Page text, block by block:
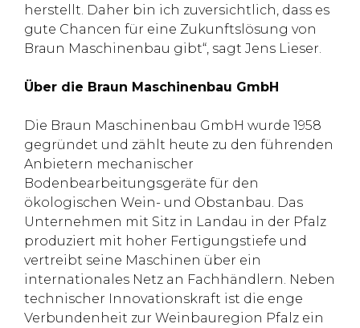
herstellt. Daher bin ich zuversichtlich, dass es
gute Chancen für eine Zukunftslösung von
Braun Maschinenbau gibt“, sagt Jens Lieser.
Über die Braun Maschinenbau GmbH
Die Braun Maschinenbau GmbH wurde 1958
gegründet und zählt heute zu den führenden
Anbietern mechanischer
Bodenbearbeitungsgeräte für den
ökologischen Wein- und Obstanbau. Das
Unternehmen mit Sitz in Landau in der Pfalz
produziert mit hoher Fertigungstiefe und
vertreibt seine Maschinen über ein
internationales Netz an Fachhändlern. Neben
technischer Innovationskraft ist die enge
Verbundenheit zur Weinbauregion Pfalz ein